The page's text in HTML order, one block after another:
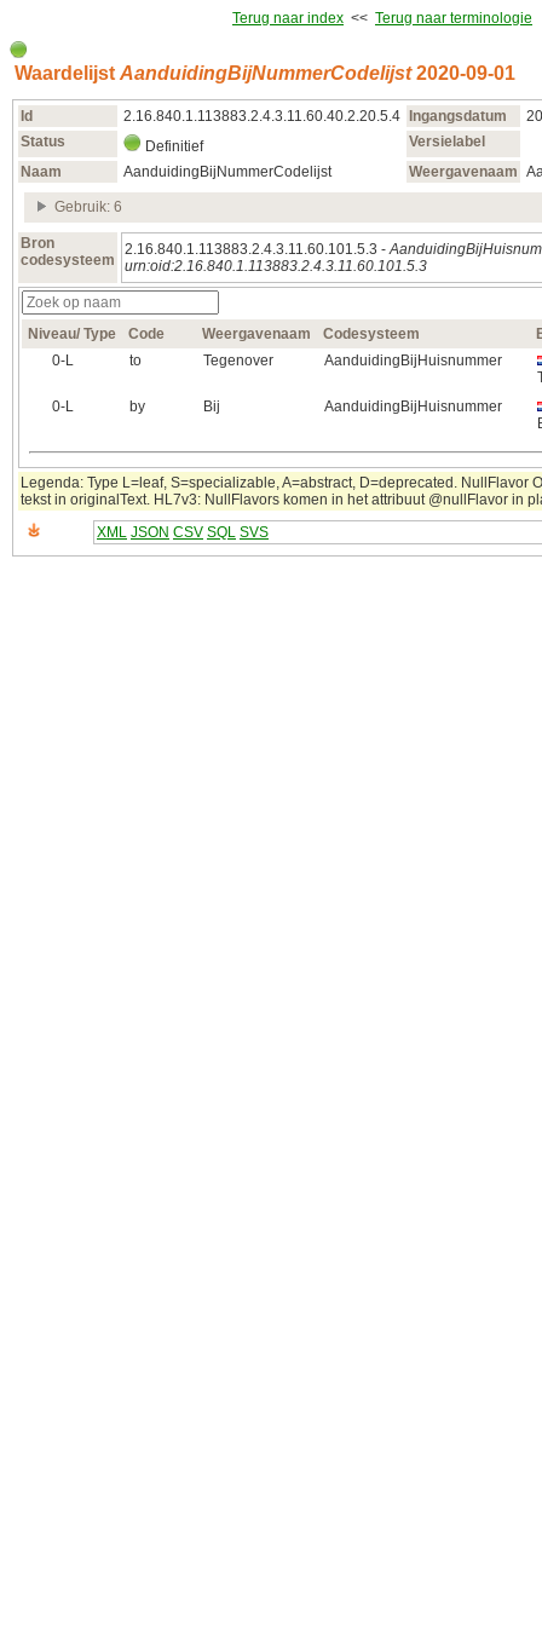
Terug naar index << Terug naar terminologie
Waardelijst AanduidingBijNummerCodelijst2020‑09‑01
Id 2.16.840.1.113883.2.4.3.11.60.40.2.20.5.4 Ingangsdatum
Status
Definitief
Versielabel
Naam
AanduidingBijNummerCodelijst Weergavenaam
Gebruik: 6
Bron
codesysteem
2.16.840.1.113883.2.4.3.11.60.101.5.3 -
urn:oid:2.16.840.1.113883.2.4.3.11.60.101.5.3
Niveau/ Type Code Weergavenaam Codesysteem
0‑L
to Tegenover
AanduidingBijHuisnummer
0‑L
by Bij
AanduidingBijHuisnummer
Legenda: Type L=leaf, S=specializable, A=abstract, D=deprecated. NullFlavor
tekst in originalText. HL7v3: NullFlavors komen in het attribuut @nullFlavor in
XML JSON CSV SQL SVS